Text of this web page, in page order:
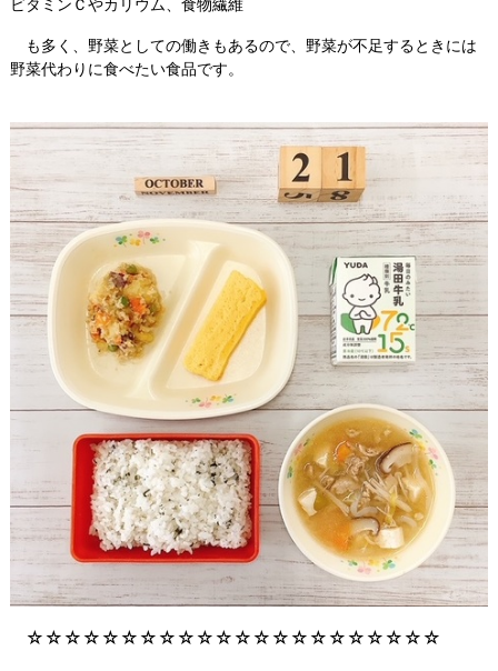
も多く、野菜としての働きもあるので、野菜が不足するときには
野菜代わりに食べたい食品です。
☆☆☆☆☆☆☆☆☆☆☆☆☆☆☆☆☆☆☆☆☆☆